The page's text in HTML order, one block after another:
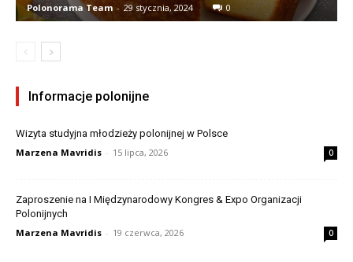
Polonorama Team - 29 stycznia, 2024 0
Informacje polonijne
Wizyta studyjna młodzieży polonijnej w Polsce
Marzena Mavridis - 15 lipca, 2026 0
Zaproszenie na I Międzynarodowy Kongres & Expo Organizacji
Polonijnych
Marzena Mavridis - 19 czerwca, 2026 0